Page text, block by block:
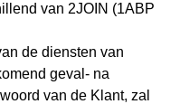
van 2JOIN (1ABP
de diensten van
geval- na
van de Klant, zal